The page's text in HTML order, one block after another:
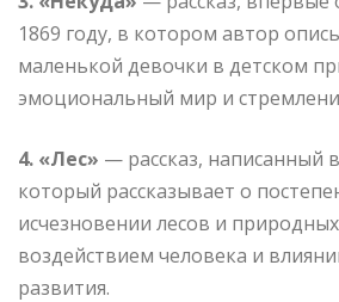
1869 году, в котором автор
маленькой девочки в детском
эмоциональный мир и
4. «Лес» — рассказ, написанный
который рассказывает о
исчезновении лесов и
воздействием человека и
развития.